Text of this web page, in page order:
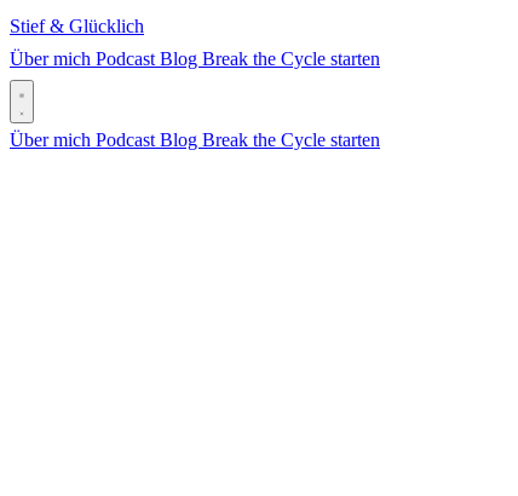
Stief & Glücklich
Über mich Podcast Blog Break the Cycle starten
Über mich Podcast Blog Break the Cycle starten